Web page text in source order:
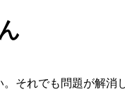
それでも問題が解消